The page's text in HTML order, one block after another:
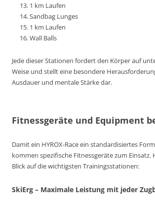
1 km Laufen
Sandbag Lunges
1 km Laufen
Wall Balls
Jede dieser Stationen fordert den Körper auf
Weise und stellt eine besondere
Ausdauer und mentale Stärke dar.
Fitnessgeräte und Equipment
Damit ein HYROX-Race ein standardisiertes
kommen spezifische Fitnessgeräte zum Einsatz.
Blick auf die wichtigsten Trainingsstationen:
SkiErg – Maximale Leistung mit jeder